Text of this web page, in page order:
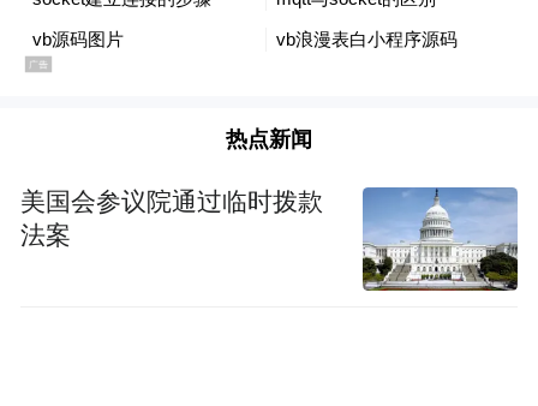
来源：国家卫星气象中心 黑龙江省气象局 大
频)为凤凰网旗下自媒体平台“大风号”用户上传并发
布，本平台仅提供信息存储空间服务。
Notice: The content above (including the videos,
pictures and audios if any) is uploaded and posted
热点新闻
美国会参议院通过临时拨款
法案